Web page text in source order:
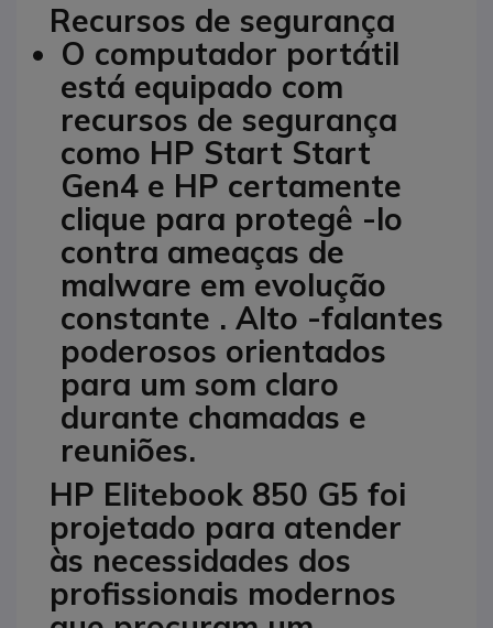
Recursos de segurança
O computador portátil
está equipado com
recursos de segurança
como HP Start Start
Gen4 e HP certamente
clique para protegê -lo
contra ameaças de
malware em evolução
constante . Alto -falantes
poderosos orientados
para um som claro
durante chamadas e
reuniões.
HP Elitebook 850 G5 foi
projetado para atender
às necessidades dos
profissionais modernos